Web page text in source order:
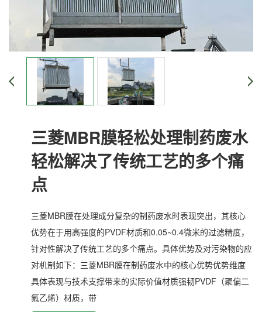
三菱MBR膜轻松处理制药废水
轻松解决了传统工艺的多个痛
点
三菱MBR膜在处理成分复杂的制药废水时表现突出，其核心
优势在于用高强度的PVDF材质和0.05~0.4微米的过滤精度，
针对性解决了传统工艺的多个痛点。具体优势及对污染物的应
对机制如下：三菱MBR膜在制药废水中的核心优势优势维度
具体表现与技术支撑带来的实际价值材质强韧PVDF（聚偏二
氟乙烯）材质，带